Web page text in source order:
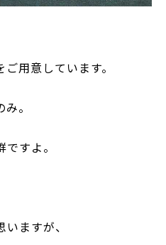
ご用意しています。
。
すよ。
ますが、